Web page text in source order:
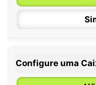
Configure uma